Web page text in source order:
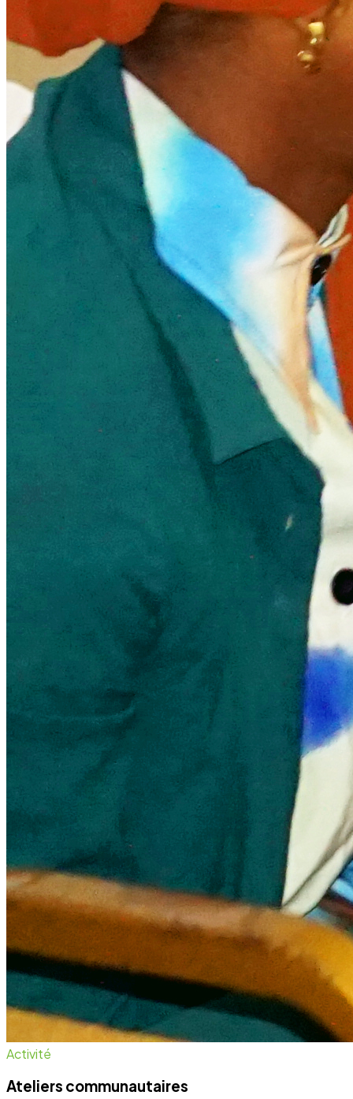
Activité
Ateliers communautaires